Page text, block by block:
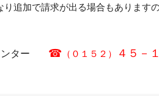
追加で請求が出る場合もあります
ー ☎ （０１５２） ４５－